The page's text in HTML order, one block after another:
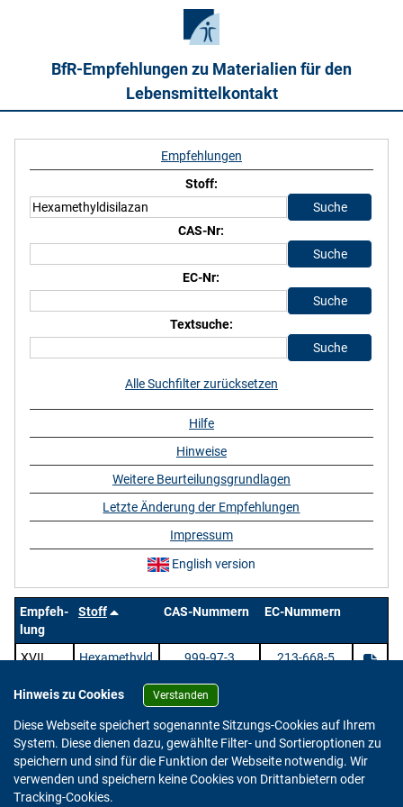
BfR-Empfehlungen zu Materialien für den
Lebensmittelkontakt
Empfeh-
lung
Stoff CAS-Nummern EC-Nummern
XVII
Hexamethyld
999-97-3 213-668-5
1 Stoffe | / 1 | Zeige pro Seite.
Empfehlungen
Stoff:
CAS-Nr:
EC-Nr:
Textsuche:
Alle Suchfilter zurücksetzen
Hilfe
Hinweise
Weitere Beurteilungsgrundlagen
Letzte Änderung der Empfehlungen
Impressum
English version
Hinweis zu Cookies Verstanden
Diese Webseite speichert sogenannte Sitzungs-Cookies auf Ihrem
System. Diese dienen dazu, gewählte Filter- und Sortieroptionen zu
speichern und sind für die Funktion der Webseite notwendig. Wir
verwenden und speichern keine Cookies von Drittanbietern oder
Tracking-Cookies.